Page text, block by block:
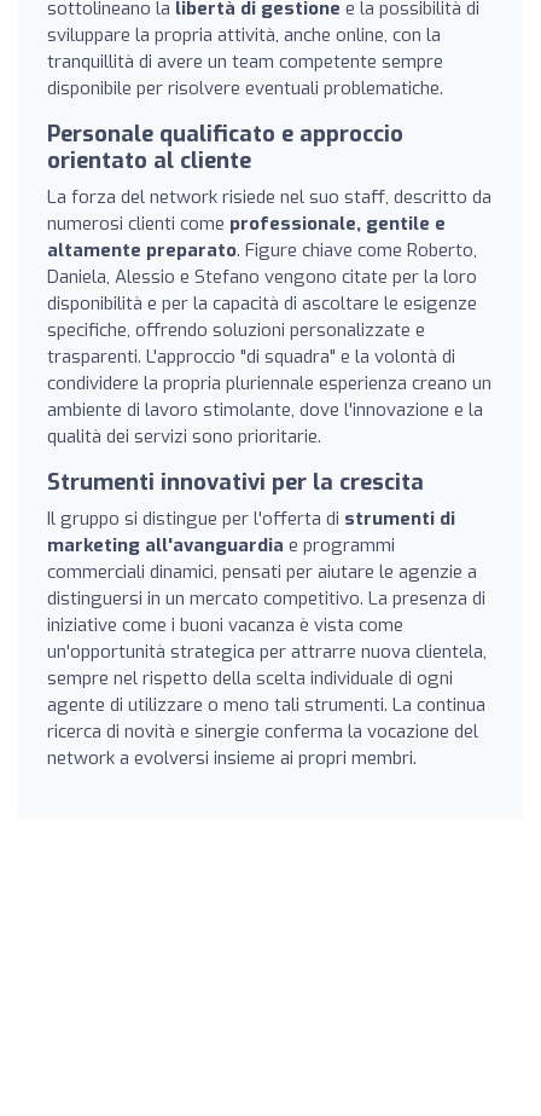
sottolineano la libertà di gestione e la possibilità di
sviluppare la propria attività, anche online, con la
tranquillità di avere un team competente sempre
disponibile per risolvere eventuali problematiche.
Personale qualificato e approccio
orientato al cliente
La forza del network risiede nel suo staff, descritto da
numerosi clienti come professionale, gentile e
altamente preparato. Figure chiave come Roberto,
Daniela, Alessio e Stefano vengono citate per la loro
disponibilità e per la capacità di ascoltare le esigenze
specifiche, offrendo soluzioni personalizzate e
trasparenti. L'approccio "di squadra" e la volontà di
condividere la propria pluriennale esperienza creano un
ambiente di lavoro stimolante, dove l'innovazione e la
qualità dei servizi sono prioritarie.
Strumenti innovativi per la crescita
Il gruppo si distingue per l'offerta di strumenti di
marketing all'avanguardia e programmi
commerciali dinamici, pensati per aiutare le agenzie a
distinguersi in un mercato competitivo. La presenza di
iniziative come i buoni vacanza è vista come
un'opportunità strategica per attrarre nuova clientela,
sempre nel rispetto della scelta individuale di ogni
agente di utilizzare o meno tali strumenti. La continua
ricerca di novità e sinergie conferma la vocazione del
network a evolversi insieme ai propri membri.